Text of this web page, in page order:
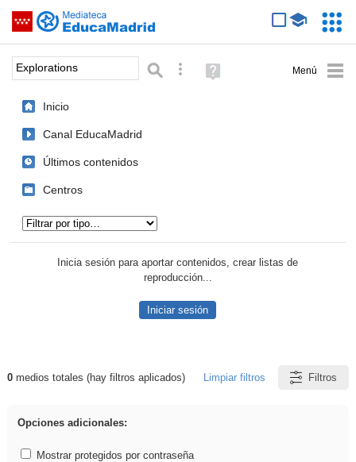
Saltar navegación
Palabra o frase: Búsqueda avanzada
Ayuda
(en
Inicio
Canal EducaMadrid
Últimos contenidos
Centros
Inicia sesión para aportar contenidos, crear listas de
reproducción...
Iniciar sesión
Resultados de: Explorations
0medios totales (hay filtros aplicados) Limpiar filtros Filtros
Opciones adicionales:
Mostrar protegidos por contraseña